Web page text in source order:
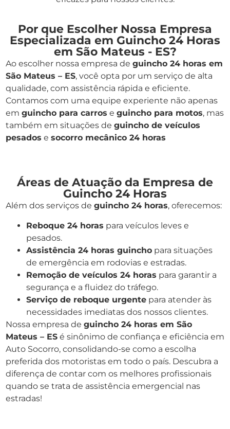
Por que Escolher Nossa Empresa
Especializada em Guincho 24 Horas
em São Mateus - ES?
Ao escolher nossa empresa de guincho 24 horas em
São Mateus – ES, você opta por um serviço de alta
qualidade, com assistência rápida e eficiente.
Contamos com uma equipe experiente não apenas
em guincho para carros e guincho para motos, mas
também em situações de guincho de veículos
pesados e socorro mecânico 24 horas
Áreas de Atuação da Empresa de
Guincho 24 Horas
Além dos serviços de guincho 24 horas, oferecemos:
Reboque 24 horas para veículos leves e
pesados.
Assistência 24 horas guincho para situações
de emergência em rodovias e estradas.
Remoção de veículos 24 horas para garantir a
segurança e a fluidez do tráfego.
Serviço de reboque urgente para atender às
necessidades imediatas dos nossos clientes.
Nossa empresa de guincho 24 horas em São
Mateus – ES é sinônimo de confiança e eficiência em
Auto Socorro, consolidando-se como a escolha
preferida dos motoristas em todo o país. Descubra a
diferença de contar com os melhores profissionais
quando se trata de assistência emergencial nas
estradas!